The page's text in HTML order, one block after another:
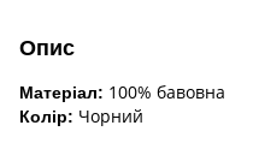
Опис
Матеріал: 100% бавовна
Колір: Чорний